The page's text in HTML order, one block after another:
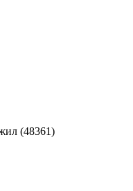
(48361)